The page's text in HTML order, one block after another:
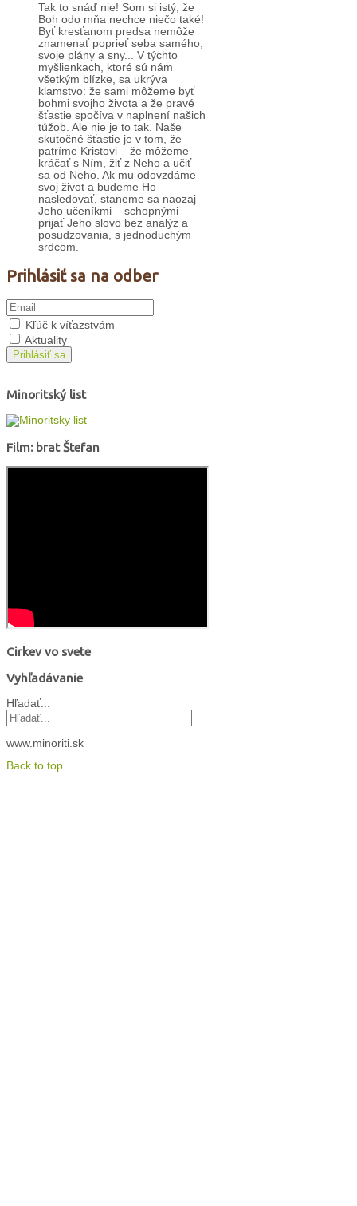
Tak to snáď nie! Som si istý, že
Boh odo mňa nechce niečo také!
Byť kresťanom predsa nemôže
znamenať poprieť seba samého,
svoje plány a sny... V týchto
myšlienkach, ktoré sú nám
všetkým blízke, sa ukrýva
klamstvo: že sami môžeme byť
bohmi svojho života a že pravé
šťastie spočíva v naplnení našich
túžob. Ale nie je to tak. Naše
skutočné šťastie je v tom, že
patríme Kristovi – že môžeme
kráčať s Ním, žiť z Neho a učiť
sa od Neho. Ak mu odovzdáme
svoj život a budeme Ho
nasledovať, staneme sa naozaj
Jeho učeníkmi – schopnými
prijať Jeho slovo bez analýz a
posudzovania, s jednoduchým
srdcom.
Prihlásiť sa na odber
Kľúč k víťazstvám
Aktuality
Prihlásiť sa
Minoritský list
Film: brat Štefan
Cirkev vo svete
Vyhľadávanie
Hľadať...
www.minoriti.sk
Back to top